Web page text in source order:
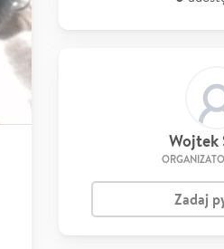
Wojtek
Zadaj